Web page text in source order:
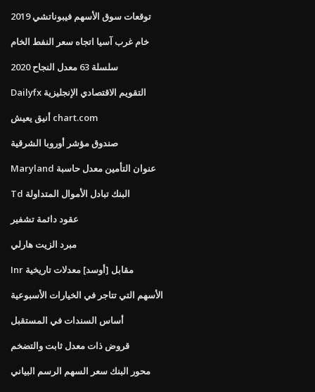
توقعات سوق الأسهم فيبوناتشي 2019
خام غرب آسيا اتجاه سعر النفط الخام
سلسلة 63 معدل النجاح 2020
Dailyfx التقويم الاقتصادي الإنجليزية
أنيق يعيش chart.com
صندوق مؤشر أوروبا الشرقية
Maryland عنوان التأمين معدل حاسبة
Td البنك تبادل الأموال المتداولة
عقود دائمة تشفير
مبرد الزيت هارلي
Inr مقابل [أوسد] معدلات تاريخية
الأسهم التي تتاجر في الخيارات الأسبوعية
أساس السندات في المستقبل
قروض ذات معدل ثابت والتضخم
محور البنك سعر السهم الرسم البياني